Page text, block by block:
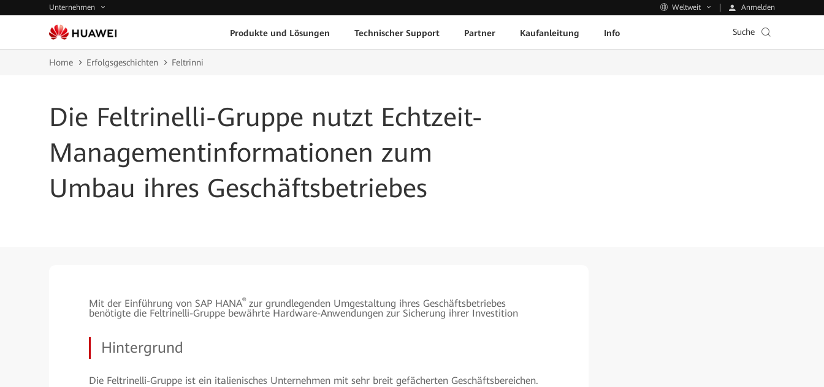
Unternehmen Weltweit Anmelden
Produkte und Lösungen Technischer Support Partner Kaufanleitung Info Suche
Home Erfolgsgeschichten Feltrinni
Die Feltrinelli-Gruppe nutzt Echtzeit-
Managementinformationen zum
Umbau ihres Geschäftsbetriebes
Mit der Einführung von SAP HANA® zur grundlegenden Umgestaltung ihres Geschäftsbetriebes
benötigte die Feltrinelli-Gruppe bewährte Hardware-Anwendungen zur Sicherung ihrer Investition
Hintergrund
Die Feltrinelli-Gruppe ist ein italienisches Unternehmen mit sehr breit gefächerten Geschäftsbereichen.